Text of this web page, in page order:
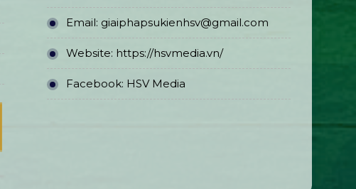
Email: giaiphapsukienhsv@gmail.com
Website: https://hsvmedia.vn/
Facebook: HSV Media